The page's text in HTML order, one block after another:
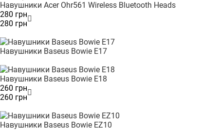
Навушники Acer Ohr561 Wireless Bluetooth Heads
280 грн
280 грн
Навушники Baseus Bowie E17
Навушники Baseus Bowie E18
260 грн
260 грн
Навушники Baseus Bowie EZ10